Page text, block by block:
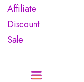
Affiliate
Discount
Sale